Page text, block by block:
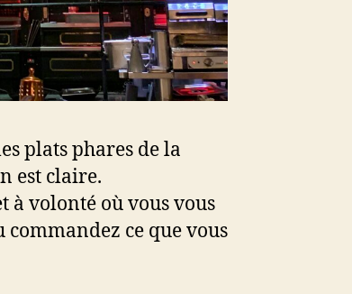
plats phares de la
est claire.
volonté où vous vous
commandez ce que vous